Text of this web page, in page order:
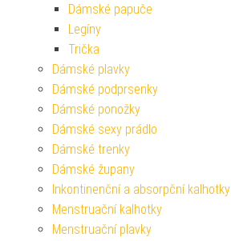
Dámské papuče
Legíny
Trička
Dámské plavky
Dámské podprsenky
Dámské ponožky
Dámské sexy prádlo
Dámské trenky
Dámské župany
Inkontinenční a absorpční kalhotky
Menstruační kalhotky
Menstruační plavky